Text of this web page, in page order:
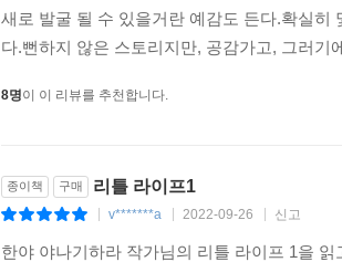
새로 발굴 될 수 있을거란 예감도 든다.확실히
다.뻔하지 않은 스토리지만, 공감가고, 그러
8명이 이 리뷰를 추천합니다.
종이책 구매 리틀 라이프1
v*******a 2022-09-26 신고
한야 야나기하라 작가님의 리틀 라이프 1을